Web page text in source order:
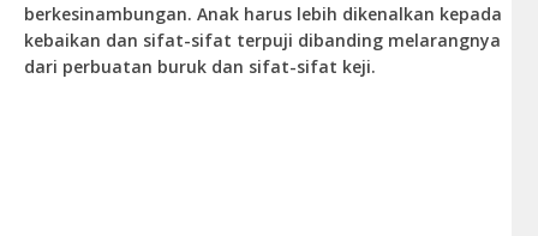
berkesinambungan. Anak harus lebih dikenalkan kepada
kebaikan dan sifat-sifat terpuji dibanding melarangnya
dari perbuatan buruk dan sifat-sifat keji.